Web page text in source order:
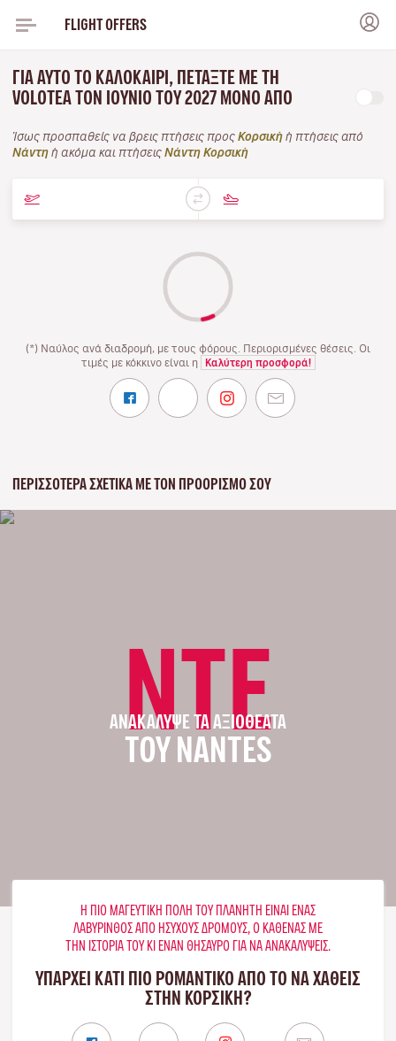
FLIGHT OFFERS
ΓΙΑ ΑΥΤΌ ΤΟ ΚΑΛΟΚΑΊΡΙ, ΠΕΤΆΞΤΕ ΜΕ ΤΗ
VOLOTEA ΤΟΝ ΙΟΎΝΙΟ ΤΟΥ 2027 ΜΌΝΟ ΑΠΌ
Ίσως προσπαθείς να βρεις πτήσεις προς Κορσική ή πτήσεις από
Νάντη ή ακόμα και πτήσεις Νάντη Κορσική
(*) Ναύλος ανά διαδρομή, με τους φόρους. Περιορισμένες θέσεις. Οι
τιμές με κόκκινο είναι η
Καλύτερη προσφορά!
ΠΕΡΙΣΣΌΤΕΡΑ ΣΧΕΤΙΚΆ ΜΕ ΤΟΝ ΠΡΟΟΡΙΣΜΌ ΣΟΥ
NTE
ΑΝΑΚΆΛΥΨΕ ΤΑ ΑΞΙΟΘΈΑΤΑ
ΤΟΥ NANTES
Η ΠΙΟ ΜΑΓΕΥΤΙΚΉ ΠΌΛΗ ΤΟΥ ΠΛΑΝΉΤΗ ΕΊΝΑΙ ΈΝΑΣ
ΛΑΒΎΡΙΝΘΟΣ ΑΠΌ ΉΣΥΧΟΥΣ ΔΡΌΜΟΥΣ, Ο ΚΑΘΈΝΑΣ ΜΕ
ΤΗΝ ΙΣΤΟΡΊΑ ΤΟΥ ΚΙ ΈΝΑΝ ΘΗΣΑΥΡΌ ΓΙΑ ΝΑ ΑΝΑΚΑΛΎΨΕΙΣ.
ΥΠΑΡΧΕΙ ΚΑΤΙ ΠΙΟ ΡΟΜΑΝΤΙΚΟ ΑΠΟ ΤΟ ΝΑ ΧΑΘΕΙΣ
ΣΤΗΝ ΚΟΡΣΙΚΉ?